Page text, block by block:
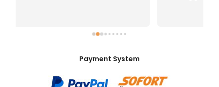
Payment System